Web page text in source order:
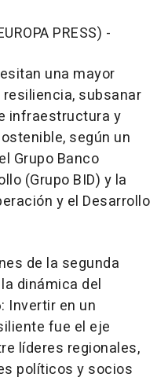
PRESS) -
una mayor
subsanar
infraestructura y
según un
Grupo Banco
(Grupo BID) y la
y el Desarrollo
de la segunda
dinámica del
Invertir en un
fue el eje
líderes regionales,
políticos y socios